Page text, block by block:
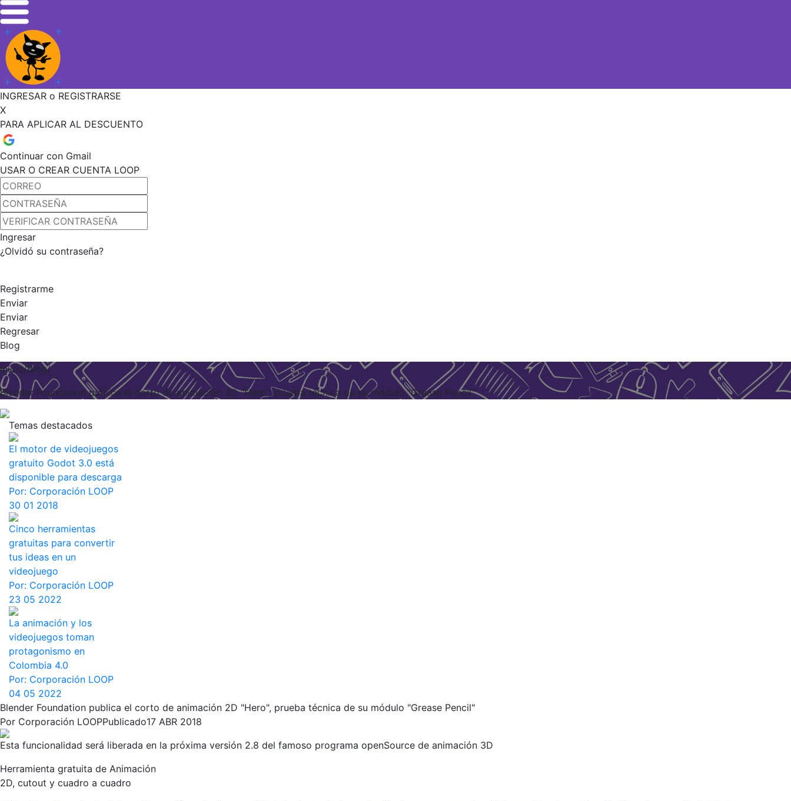
INGRESAR o REGISTRARSE
X
PARA APLICAR AL DESCUENTO
Continuar con Gmail
USAR O CREAR CUENTA LOOP
Ingresar
¿Olvidó su contraseña?
Registrarme
Enviar
Enviar
Regresar
Blog
Inicio/Blog/
Blender Foundation publica el corto de animación 2D "Hero", prueba técnica de su módulo "Grease Pencil"
Temas destacados
El motor de videojuegos
gratuito Godot 3.0 está
disponible para descarga
Por: Corporación LOOP
30 01 2018
Cinco herramientas
gratuitas para convertir
tus ideas en un
videojuego
Por: Corporación LOOP
23 05 2022
La animación y los
videojuegos toman
protagonismo en
Colombia 4.0
Por: Corporación LOOP
04 05 2022
Blender Foundation publica el corto de animación 2D "Hero", prueba técnica de su módulo "Grease Pencil"
Por Corporación LOOPPublicado17 ABR 2018
Esta funcionalidad será liberada en la próxima versión 2.8 del famoso programa openSource de animación 3D
Herramienta gratuita de Animación
2D, cutout y cuadro a cuadro